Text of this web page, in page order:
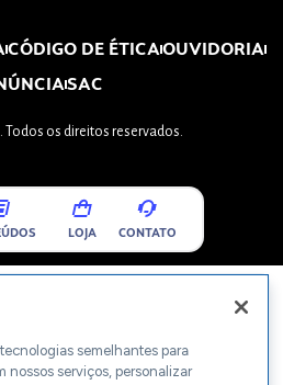
CÓDIGO DE ÉTICAOUVIDORIA
SAC
Todos os direitos reservados.
LOJA CONTATO
semelhantes para
nossos serviços, personalizar